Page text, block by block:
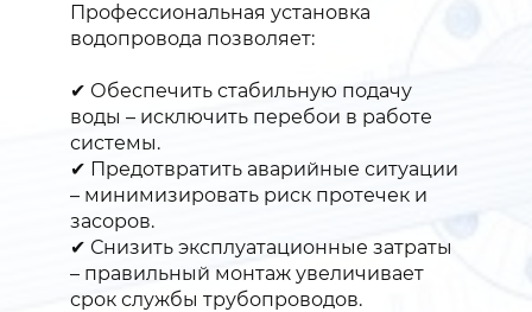
Профессиональная установка
водопровода позволяет:
✔ Обеспечить стабильную подачу
воды – исключить перебои в работе
системы.
✔ Предотвратить аварийные ситуации
– минимизировать риск протечек и
засоров.
✔ Снизить эксплуатационные затраты
– правильный монтаж увеличивает
срок службы трубопроводов.